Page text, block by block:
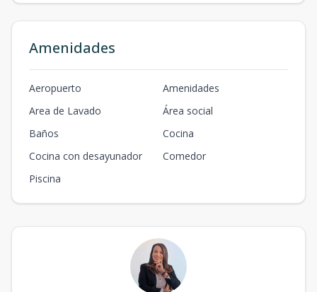
Amenidades
Aeropuerto
Amenidades
Area de Lavado
Área social
Baños
Cocina
Cocina con desayunador
Comedor
Piscina